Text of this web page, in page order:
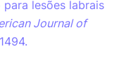
lesões labrais
Journal of